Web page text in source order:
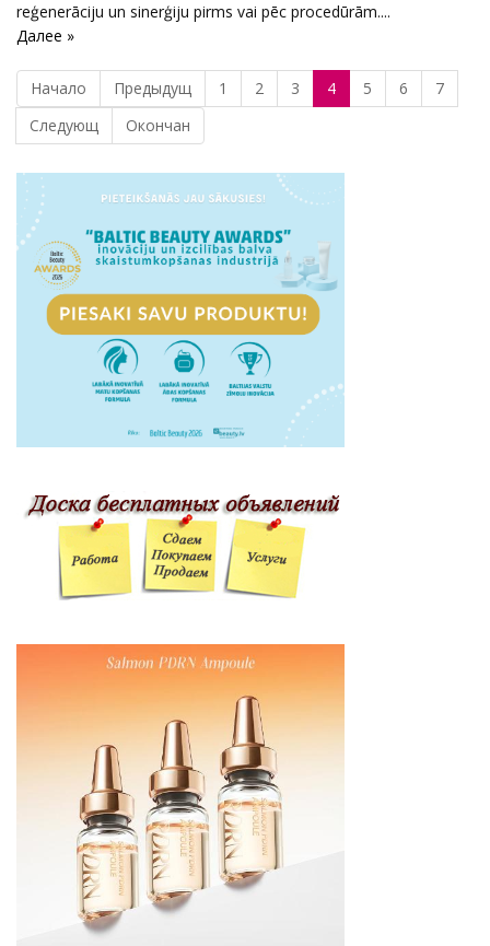
reģenerāciju un sinerģiju pirms vai pēc procedūrām....
Далее »
Начало Предыдущ 1 2 3 4 5 6
7
Следующ
Окончан